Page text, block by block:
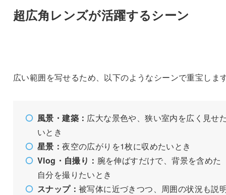
超広角レンズが活躍するシーン
広い範囲を写せるため、以下のようなシーンで重宝しま
風景・建築： 広大な景色や、狭い室内を広く見せ
いとき
星景：夜空の広がりを1枚に収めたいとき
Vlog・自撮り： 腕を伸ばすだけで、背景を含めた
自分を撮りたいとき
スナップ： 被写体に近づきつつ、周囲の状況も説